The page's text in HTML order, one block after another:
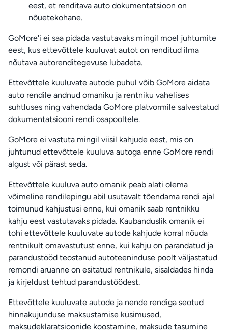
eest, et renditava auto dokumentatsioon on
nõuetekohane.
GoMore'i ei saa pidada vastutavaks mingil moel juhtumite
eest, kus ettevõttele kuuluvat autot on renditud ilma
nõutava autorenditegevuse lubadeta.
Ettevõttele kuuluvate autode puhul võib GoMore aidata
auto rendile andnud omaniku ja rentniku vahelises
suhtluses ning vahendada GoMore platvormile salvestatud
dokumentatsiooni rendi osapooltele.
GoMore ei vastuta mingil viisil kahjude eest, mis on
juhtunud ettevõttele kuuluva autoga enne GoMore rendi
algust või pärast seda.
Ettevõttele kuuluva auto omanik peab alati olema
võimeline rendilepingu abil usutavalt tõendama rendi ajal
toimunud kahjustusi enne, kui omanik saab rentnikku
kahju eest vastutavaks pidada. Kaubanduslik omanik ei
tohi ettevõttele kuuluvate autode kahjude korral nõuda
rentnikult omavastutust enne, kui kahju on parandatud ja
parandustööd teostanud autoteeninduse poolt väljastatud
remondi aruanne on esitatud rentnikule, sisaldades hinda
ja kirjeldust tehtud parandustöödest.
Ettevõttele kuuluvate autode ja nende rendiga seotud
hinnakujunduse maksustamise küsimused,
maksudeklaratsioonide koostamine, maksude tasumine